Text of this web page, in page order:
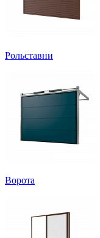
Рольставни
Ворота